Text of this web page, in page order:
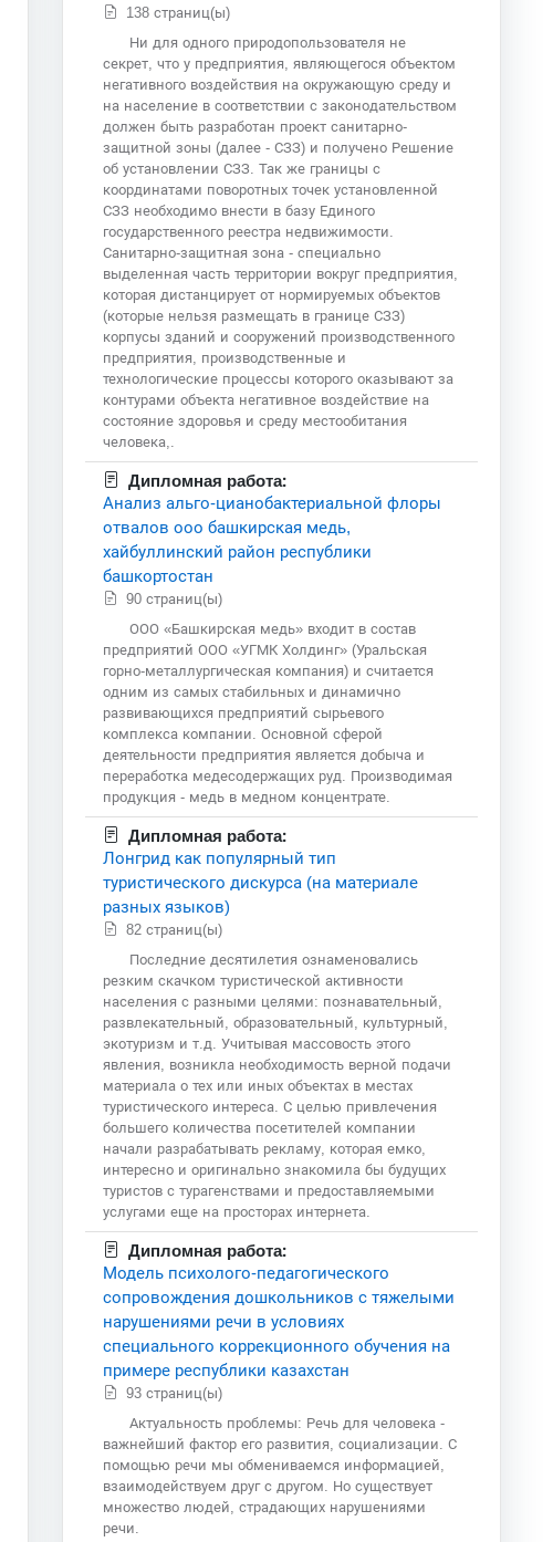
138 страниц(ы)
Ни для одного природопользователя не
секрет, что у предприятия, являющегося объектом
негативного воздействия на окружающую среду и
на население в соответствии с законодательством
должен быть разработан проект санитарно-
защитной зоны (далее - СЗЗ) и получено Решение
об установлении СЗЗ. Так же границы с
координатами поворотных точек установленной
СЗЗ необходимо внести в базу Единого
государственного реестра недвижимости.
Санитарно-защитная зона - специально
выделенная часть территории вокруг предприятия,
которая дистанцирует от нормируемых объектов
(которые нельзя размещать в границе СЗЗ)
корпусы зданий и сооружений производственного
предприятия, производственные и
технологические процессы которого оказывают за
контурами объекта негативное воздействие на
состояние здоровья и среду местообитания
человека,.
Дипломная работа:
Анализ альго-цианобактериальной флоры
отвалов ооо башкирская медь,
хайбуллинский район республики
башкортостан
90 страниц(ы)
ООО «Башкирская медь» входит в состав
предприятий ООО «УГМК Холдинг» (Уральская
горно-металлургическая компания) и считается
одним из самых стабильных и динамично
развивающихся предприятий сырьевого
комплекса компании. Основной сферой
деятельности предприятия является добыча и
переработка медесодержащих руд. Производимая
продукция - медь в медном концентрате.
Дипломная работа:
Лонгрид как популярный тип
туристического дискурса (на материале
разных языков)
82 страниц(ы)
Последние десятилетия ознаменовались
резким скачком туристической активности
населения с разными целями: познавательный,
развлекательный, образовательный, культурный,
экотуризм и т.д. Учитывая массовость этого
явления, возникла необходимость верной подачи
материала о тех или иных объектах в местах
туристического интереса. С целью привлечения
большего количества посетителей компании
начали разрабатывать рекламу, которая емко,
интересно и оригинально знакомила бы будущих
туристов с турагенствами и предоставляемыми
услугами еще на просторах интернета.
Дипломная работа:
Модель психолого-педагогического
сопровождения дошкольников с тяжелыми
нарушениями речи в условиях
специального коррекционного обучения на
примере республики казахстан
93 страниц(ы)
Актуальность проблемы: Речь для человека -
важнейший фактор его развития, социализации. С
помощью речи мы обмениваемся информацией,
взаимодействуем друг с другом. Но существует
множество людей, страдающих нарушениями
речи.